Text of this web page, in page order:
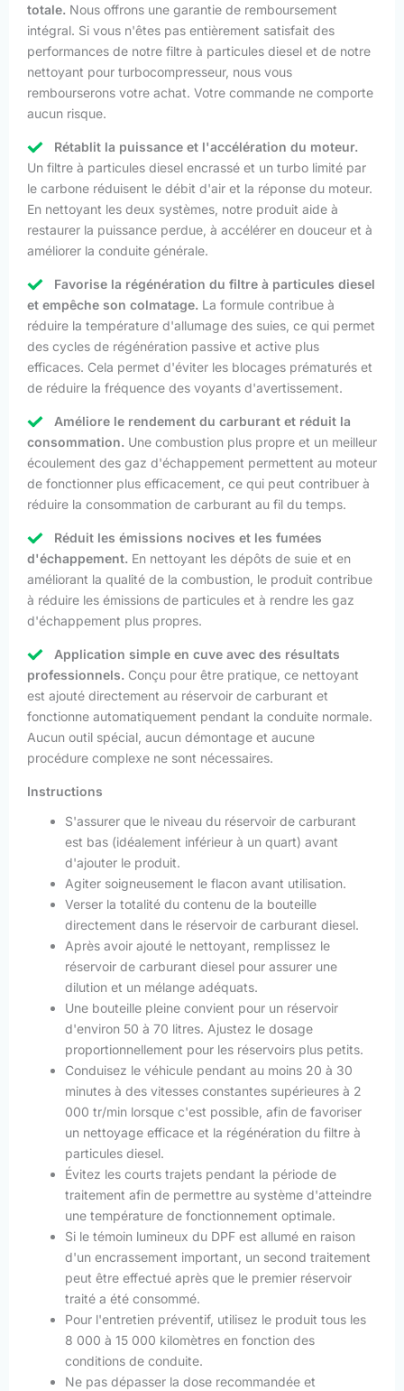
totale. Nous offrons une garantie de remboursement
intégral. Si vous n'êtes pas entièrement satisfait des
performances de notre filtre à particules diesel et de notre
nettoyant pour turbocompresseur, nous vous
rembourserons votre achat. Votre commande ne comporte
aucun risque.
Rétablit la puissance et l'accélération du moteur.
Un filtre à particules diesel encrassé et un turbo limité par
le carbone réduisent le débit d'air et la réponse du moteur.
En nettoyant les deux systèmes, notre produit aide à
restaurer la puissance perdue, à accélérer en douceur et à
améliorer la conduite générale.
Favorise la régénération du filtre à particules diesel
et empêche son colmatage. La formule contribue à
réduire la température d'allumage des suies, ce qui permet
des cycles de régénération passive et active plus
efficaces. Cela permet d'éviter les blocages prématurés et
de réduire la fréquence des voyants d'avertissement.
Améliore le rendement du carburant et réduit la
consommation. Une combustion plus propre et un meilleur
écoulement des gaz d'échappement permettent au moteur
de fonctionner plus efficacement, ce qui peut contribuer à
réduire la consommation de carburant au fil du temps.
Réduit les émissions nocives et les fumées
d'échappement. En nettoyant les dépôts de suie et en
améliorant la qualité de la combustion, le produit contribue
à réduire les émissions de particules et à rendre les gaz
d'échappement plus propres.
Application simple en cuve avec des résultats
professionnels. Conçu pour être pratique, ce nettoyant
est ajouté directement au réservoir de carburant et
fonctionne automatiquement pendant la conduite normale.
Aucun outil spécial, aucun démontage et aucune
procédure complexe ne sont nécessaires.
Instructions
S'assurer que le niveau du réservoir de carburant
est bas (idéalement inférieur à un quart) avant
d'ajouter le produit.
Agiter soigneusement le flacon avant utilisation.
Verser la totalité du contenu de la bouteille
directement dans le réservoir de carburant diesel.
Après avoir ajouté le nettoyant, remplissez le
réservoir de carburant diesel pour assurer une
dilution et un mélange adéquats.
Une bouteille pleine convient pour un réservoir
d'environ 50 à 70 litres. Ajustez le dosage
proportionnellement pour les réservoirs plus petits.
Conduisez le véhicule pendant au moins 20 à 30
minutes à des vitesses constantes supérieures à 2
000 tr/min lorsque c'est possible, afin de favoriser
un nettoyage efficace et la régénération du filtre à
particules diesel.
Évitez les courts trajets pendant la période de
traitement afin de permettre au système d'atteindre
une température de fonctionnement optimale.
Si le témoin lumineux du DPF est allumé en raison
d'un encrassement important, un second traitement
peut être effectué après que le premier réservoir
traité a été consommé.
Pour l'entretien préventif, utilisez le produit tous les
8 000 à 15 000 kilomètres en fonction des
conditions de conduite.
Ne pas dépasser la dose recommandée et